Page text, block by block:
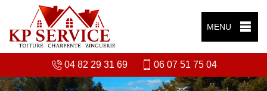
MENU
04 82 29 31 69 06 07 51 75 04